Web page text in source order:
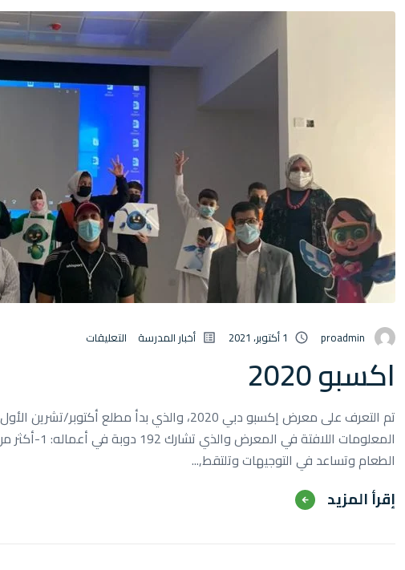
proadmin 1 أكتوبر، 2021 أخبار المدرسة التعليقات
اكسبو 2020
الطعام وتساعد في التوجيهات وتلتقط,...
‫‫إقرأ المزيد